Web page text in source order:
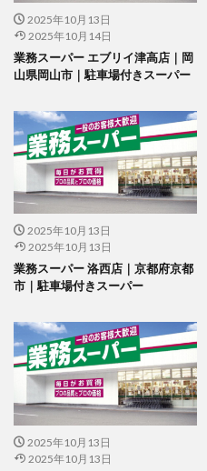
2025年10月13日
2025年10月14日
業務スーパー エブリイ津高店｜岡
山県岡山市｜駐車場付きスーパー
2025年10月13日
2025年10月13日
業務スーパー 洛西店｜京都府京都
市｜駐車場付きスーパー
2025年10月13日
2025年10月13日